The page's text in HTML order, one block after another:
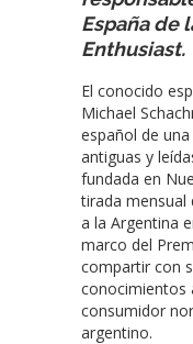
España de
Enthusiast.
El conocido
Michael
español de
antiguas y
fundada en
tirada mensual
a la Argentina
marco del
compartir con
conocimientos
consumidor
argentino.